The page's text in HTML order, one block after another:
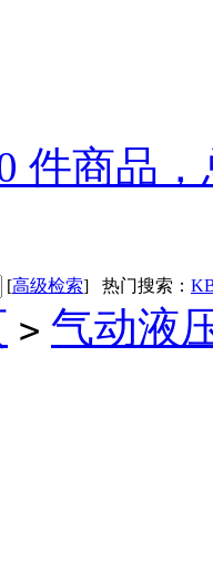
件商品
[高级检索] 热门搜索：
> 气动液